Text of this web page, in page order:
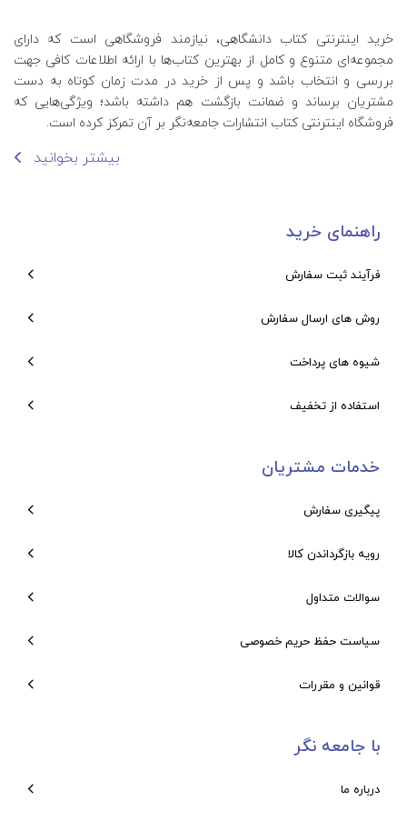
خرید اینترنتی کتاب‌ دانشگاهی، نیازمند فروشگاهی است که دارای
مجموعه‌ای متنوع و کامل از بهترین کتاب‌ها با ارائه اطلاعات کافی جهت
بررسی و انتخاب باشد و پس از خرید در مدت زمان کوتاه به دست
مشتریان برساند و ضمانت بازگشت هم داشته باشد؛ ویژگی‌هایی که
فروشگاه اینترنتی کتاب انتشارات جامعه‌نگر بر آن تمرکز کرده است.
بیشتر بخوانید
راهنمای خرید
فرآیند ثبت سفارش
روش های ارسال سفارش
شیوه های پرداخت
استفاده از تخفیف
خدمات مشتریان
پیگیری سفارش
رویه بازگرداندن کالا
سوالات متداول
سیاست حفظ حریم خصوصی
قوانین و مقررات
با جامعه نگر
درباره ما